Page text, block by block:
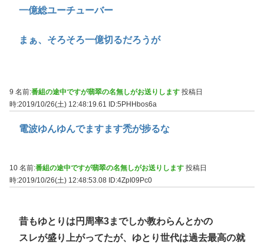
一億総ユーチューバー
まぁ、そろそろ一億切るだろうが
9 名前:番組の途中ですが翡翠の名無しがお送りします 投稿日
時:2019/10/26(土) 12:48:19.61
ID:5PHHbos6a
電波ゆんゆんでますます禿が捗るな
10 名前:番組の途中ですが翡翠の名無しがお送りします 投稿日
時:2019/10/26(土) 12:48:53.08 ID:4ZpI09Pc0
昔もゆとりは円周率3までしか教わらんとかの
スレが盛り上がってたが、ゆとり世代は過去最高の就